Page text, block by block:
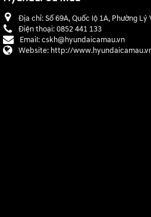
Địa chỉ:Số 69A, Quốc lộ 1A, Phường
Điện thoại:0852 441 133
Email:cskh@hyundaicamau.vn
Website: http://